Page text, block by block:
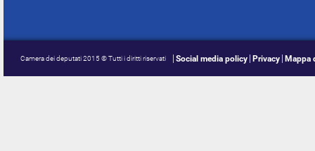
Camera dei deputati 2015 © Tutti i diritti riservati Social media policy Privacy Mappa